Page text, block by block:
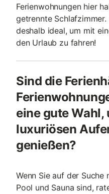
Ferienwohnungen hier
getrennte Schlafzimmer.
deshalb ideal, um mit
den Urlaub zu fahren!
Sind die
eine gute Wahl,
luxuriösen
genießen?
Wenn Sie auf der Suche
Pool und Sauna sind,